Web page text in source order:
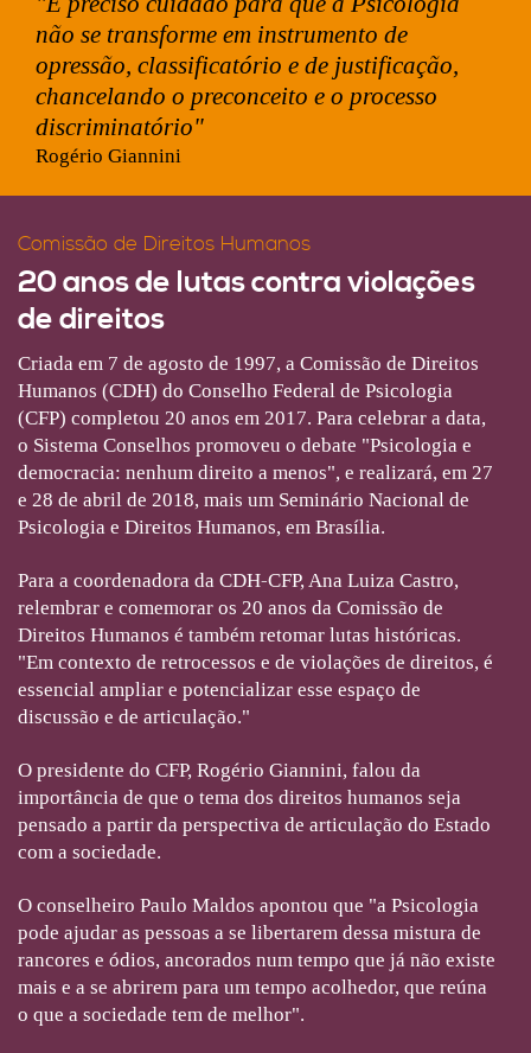
não se transforme em instrumento de
opressão, classificatório e de justificação,
chancelando o preconceito e o processo
discriminatório"
Rogério Giannini
Comissão de Direitos Humanos
20 anos de lutas contra violações
de direitos
Criada em 7 de agosto de 1997, a Comissão de Direitos
Humanos (CDH) do Conselho Federal de Psicologia
(CFP) completou 20 anos em 2017. Para celebrar a data,
o Sistema Conselhos promoveu o debate "Psicologia e
democracia: nenhum direito a menos", e realizará, em 27
e 28 de abril de 2018, mais um Seminário Nacional de
Psicologia e Direitos Humanos, em Brasília.
Para a coordenadora da CDH-CFP, Ana Luiza Castro,
relembrar e comemorar os 20 anos da Comissão de
Direitos Humanos é também retomar lutas históricas.
"Em contexto de retrocessos e de violações de direitos, é
essencial ampliar e potencializar esse espaço de
discussão e de articulação."
O presidente do CFP, Rogério Giannini, falou da
importância de que o tema dos direitos humanos seja
pensado a partir da perspectiva de articulação do Estado
com a sociedade.
O conselheiro Paulo Maldos apontou que "a Psicologia
pode ajudar as pessoas a se libertarem dessa mistura de
rancores e ódios, ancorados num tempo que já não existe
mais e a se abrirem para um tempo acolhedor, que reúna
o que a sociedade tem de melhor".